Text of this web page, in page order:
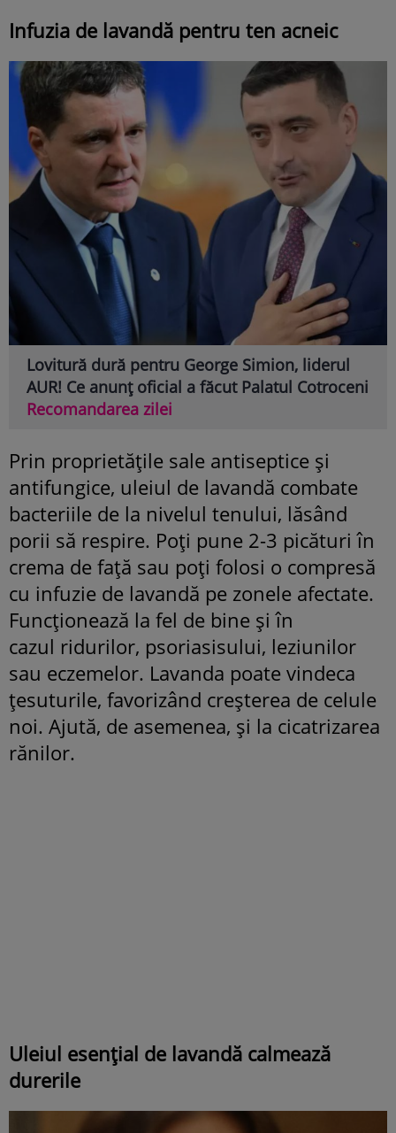
Infuzia de lavandă pentru ten acneic
Lovitură dură pentru George Simion, liderul
AUR! Ce anunț oficial a făcut Palatul Cotroceni
Recomandarea zilei
Prin proprietățile sale antiseptice și
antifungice, uleiul de lavandă combate
bacteriile de la nivelul tenului, lăsând
porii să respire. Poți pune 2-3 picături în
crema de față sau poți folosi o compresă
cu infuzie de lavandă pe zonele afectate.
Funcționează la fel de bine și în
cazul ridurilor, psoriasisului, leziunilor
sau eczemelor. Lavanda poate vindeca
ţesuturile, favorizând creşterea de celule
noi. Ajută, de asemenea, și la cicatrizarea
rănilor.
Uleiul esențial de lavandă calmează
durerile